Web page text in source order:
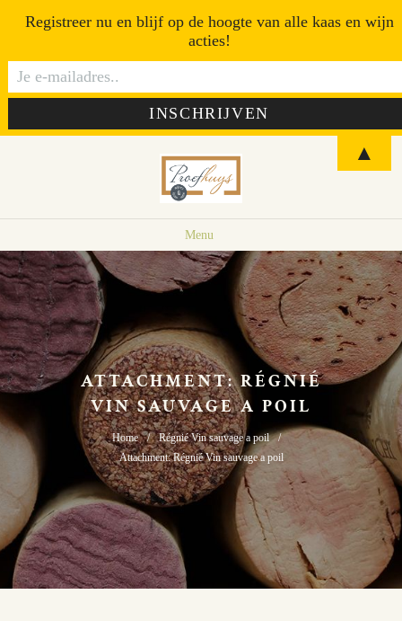
Menu
ATTACHMENT: RÉGNIÉ
VIN SAUVAGE A POIL
Home
Régnié Vin sauvage a poil
Attachment: Régnié Vin sauvage a poil
Registreer nu en blijf op de hoogte van alle kaas en wijn
acties!
▲